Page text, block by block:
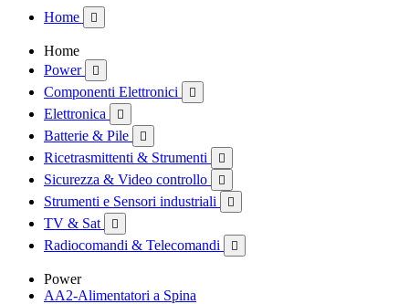
Home 
Home
Power

Componenti Elettronici 
Elettronica 
Batterie & Pile 
Ricetrasmittenti & Strumenti 
Sicurezza & Video controllo 
Strumenti e Sensori industriali 
TV & Sat 
Radiocomandi & Telecomandi 
Power
AA2-Alimentatori a Spina